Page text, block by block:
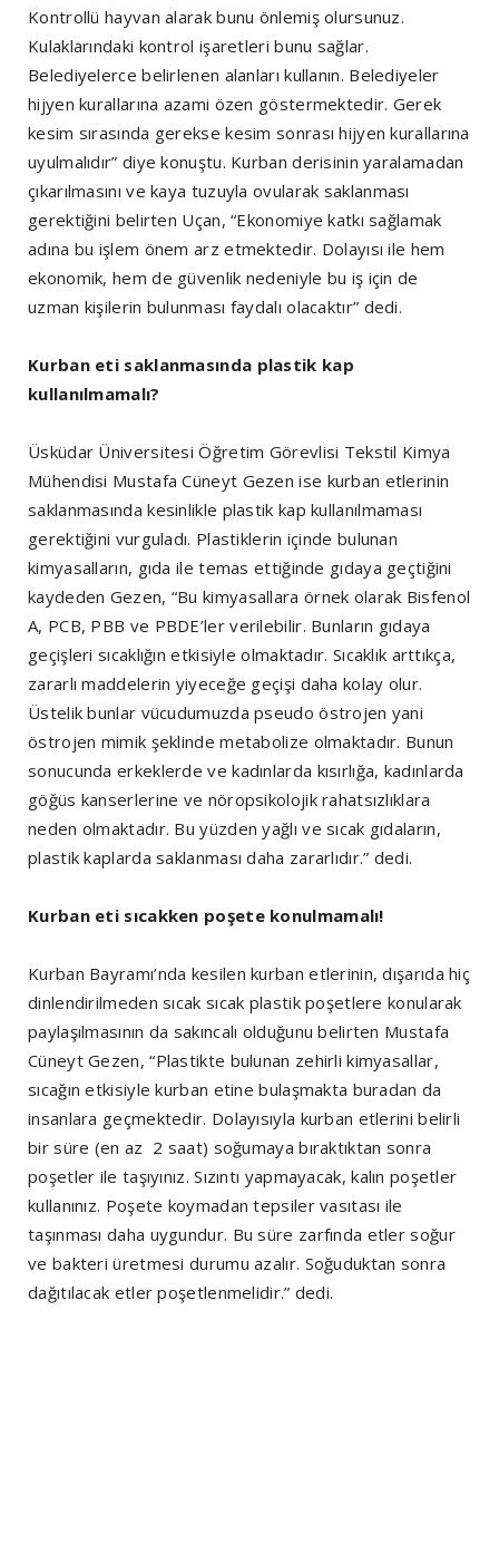
Kontrollü hayvan alarak bunu önlemiş olursunuz.
Kulaklarındaki kontrol işaretleri bunu sağlar.
Belediyelerce belirlenen alanları kullanın. Belediyeler
hijyen kurallarına azami özen göstermektedir. Gerek
kesim sırasında gerekse kesim sonrası hijyen kurallarına
uyulmalıdır” diye konuştu. Kurban derisinin yaralamadan
çıkarılmasını ve kaya tuzuyla ovularak saklanması
gerektiğini belirten Uçan, “Ekonomiye katkı sağlamak
adına bu işlem önem arz etmektedir. Dolayısı ile hem
ekonomik, hem de güvenlik nedeniyle bu iş için de
uzman kişilerin bulunması faydalı olacaktır” dedi.
Kurban eti saklanmasında plastik kap
kullanılmamalı?
Üsküdar Üniversitesi Öğretim Görevlisi Tekstil Kimya
Mühendisi Mustafa Cüneyt Gezen ise kurban etlerinin
saklanmasında kesinlikle plastik kap kullanılmaması
gerektiğini vurguladı. Plastiklerin içinde bulunan
kimyasalların, gıda ile temas ettiğinde gıdaya geçtiğini
kaydeden Gezen, “Bu kimyasallara örnek olarak Bisfenol
A, PCB, PBB ve PBDE’ler verilebilir. Bunların gıdaya
geçişleri sıcaklığın etkisiyle olmaktadır. Sıcaklık arttıkça,
zararlı maddelerin yiyeceğe geçişi daha kolay olur.
Üstelik bunlar vücudumuzda pseudo östrojen yani
östrojen mimik şeklinde metabolize olmaktadır. Bunun
sonucunda erkeklerde ve kadınlarda kısırlığa, kadınlarda
göğüs kanserlerine ve nöropsikolojik rahatsızlıklara
neden olmaktadır. Bu yüzden yağlı ve sıcak gıdaların,
plastik kaplarda saklanması daha zararlıdır.” dedi.
Kurban eti sıcakken poşete konulmamalı!
Kurban Bayramı’nda kesilen kurban etlerinin, dışarıda hiç
dinlendirilmeden sıcak sıcak plastik poşetlere konularak
paylaşılmasının da sakıncalı olduğunu belirten Mustafa
Cüneyt Gezen, “Plastikte bulunan zehirli kimyasallar,
sıcağın etkisiyle kurban etine bulaşmakta buradan da
insanlara geçmektedir. Dolayısıyla kurban etlerini belirli
bir süre (en az 2 saat) soğumaya bıraktıktan sonra
poşetler ile taşıyınız. Sızıntı yapmayacak, kalın poşetler
kullanınız. Poşete koymadan tepsiler vasıtası ile
taşınması daha uygundur. Bu süre zarfında etler soğur
ve bakteri üretmesi durumu azalır. Soğuduktan sonra
dağıtılacak etler poşetlenmelidir.” dedi.